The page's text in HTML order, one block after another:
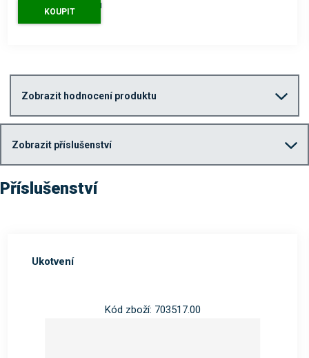
s DPH
KOUPIT
Zobrazit hodnocení produktu
Zobrazit příslušenství
Příslušenství
Ukotvení
Kód zboží: 703517.00